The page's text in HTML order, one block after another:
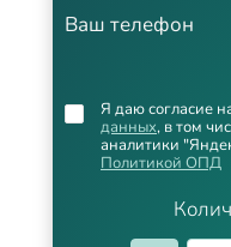
Ваш телефон
Я даю согласие
данных, в том
аналитики
Политикой ОПД